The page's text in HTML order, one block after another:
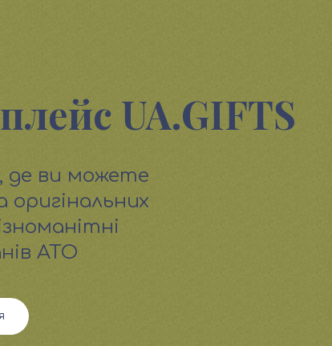
UA.GIFTS
де ви можете
АТО